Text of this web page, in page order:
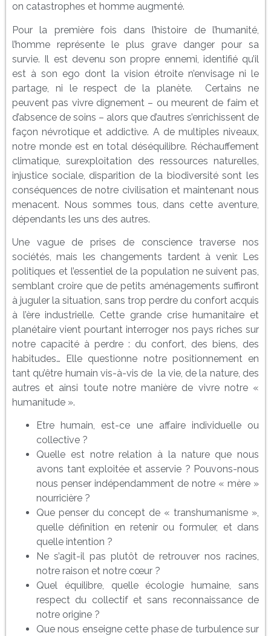
on catastrophes et homme augmenté.
Pour la première fois dans l’histoire de l’humanité,
l’homme représente le plus grave danger pour sa
survie. Il est devenu son propre ennemi, identifié qu’il
est à son ego dont la vision étroite n’envisage ni le
partage, ni le respect de la planète. Certains ne
peuvent pas vivre dignement – ou meurent de faim et
d’absence de soins – alors que d’autres s’enrichissent de
façon névrotique et addictive. A de multiples niveaux,
notre monde est en total déséquilibre. Réchauffement
climatique, surexploitation des ressources naturelles,
injustice sociale, disparition de la biodiversité sont les
conséquences de notre civilisation et maintenant nous
menacent. Nous sommes tous, dans cette aventure,
dépendants les uns des autres.
Une vague de prises de conscience traverse nos
sociétés, mais les changements tardent à venir. Les
politiques et l’essentiel de la population ne suivent pas,
semblant croire que de petits aménagements suffiront
à juguler la situation, sans trop perdre du confort acquis
à l’ère industrielle. Cette grande crise humanitaire et
planétaire vient pourtant interroger nos pays riches sur
notre capacité à perdre : du confort, des biens, des
habitudes… Elle questionne notre positionnement en
tant qu’être humain vis-à-vis de la vie, de la nature, des
autres et ainsi toute notre manière de vivre notre «
humanitude ».
Etre humain, est-ce une affaire individuelle ou
collective ?
Quelle est notre relation à la nature que nous
avons tant exploitée et asservie ? Pouvons-nous
nous penser indépendamment de notre « mère »
nourricière ?
Que penser du concept de « transhumanisme »,
quelle définition en retenir ou formuler, et dans
quelle intention ?
Ne s’agit-il pas plutôt de retrouver nos racines,
notre raison et notre cœur ?
Quel équilibre, quelle écologie humaine, sans
respect du collectif et sans reconnaissance de
notre origine ?
Que nous enseigne cette phase de turbulence sur